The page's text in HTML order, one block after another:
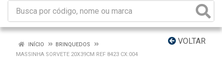
VOLTAR
INÍCIO
BRINQUEDOS
MASSINHA SORVETE 20X39CM REF 8423 CX:004